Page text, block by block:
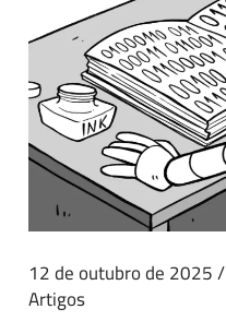
12 de outubro de 2025/
Artigos